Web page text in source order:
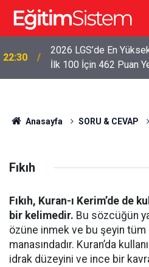
22:30
2026 LGS’de En
İlk 100 İçin 462 Puan
Anasayfa SORU & CEVAP
Fıkıh
Fıkıh, Kuran-ı Kerim’de de
bir kelimedir. Bu sözcüğün
özüne inmek ve bu şeyin
manasındadır. Kuran’da
idrak düzeyini ve ince bir